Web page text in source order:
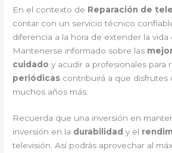
En el contexto de Reparación de
contar con un servicio técnico
diferencia a la hora de extender la vida
Mantenerse informado sobre las
cuidado y acudir a profesionales para
periódicas contribuirá a que disfrutes
muchos años más.
Recuerda que una inversión en
inversión en la durabilidad y el
televisión. Así podrás aprovechar al